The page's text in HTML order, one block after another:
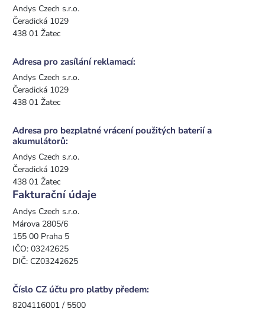
Andys Czech s.r.o.
Čeradická 1029
438 01 Žatec
Adresa pro zasílání reklamací:
Andys Czech s.r.o.
Čeradická 1029
438 01 Žatec
Adresa pro bezplatné vrácení použitých baterií a
akumulátorů:
Andys Czech s.r.o.
Čeradická 1029
438 01 Žatec
Fakturační údaje
Andys Czech s.r.o.
Márova 2805/6
155 00 Praha 5
IČO: 03242625
DIČ: CZ03242625
Číslo CZ účtu pro platby předem:
8204116001 / 5500